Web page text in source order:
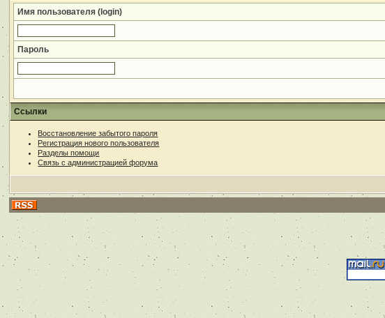
Имя пользователя (login)
Пароль
Ссылки
Восстановление забытого пароля
Регистрация нового пользователя
Разделы помощи
Связь с администрацией форума